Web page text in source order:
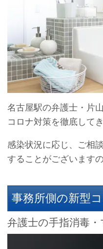
名古屋駅の弁護士・片
コロナ対策を徹底してき
感染状況に応じ、ご相
することがございます
事務所側の新型
弁護士の手指消毒・